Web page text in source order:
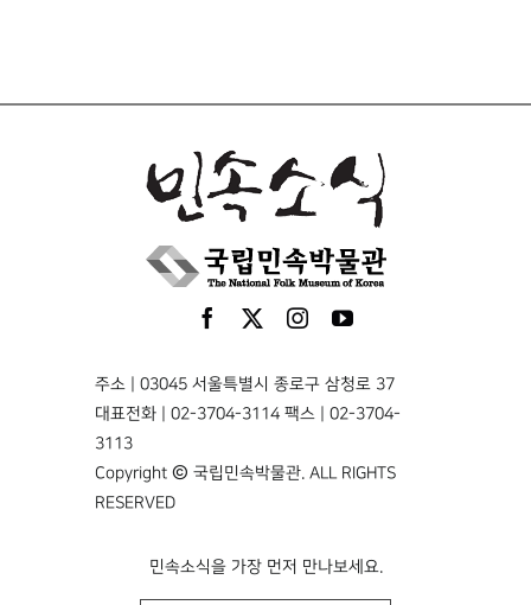
주소 | 03045 서울특별시 종로구 삼청로 37
대표전화 | 02-3704-3114 팩스 | 02-3704-
3113
Copyright © 국립민속박물관. ALL RIGHTS
RESERVED
민속소식을 가장 먼저 만나보세요.